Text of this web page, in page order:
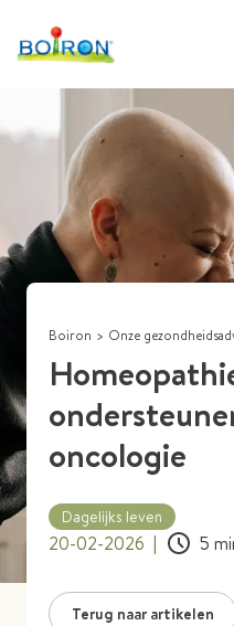
Boiron > Onze
oncologie
Dagelijks leven
20-02-2026 | 5
Terug naar artikelen